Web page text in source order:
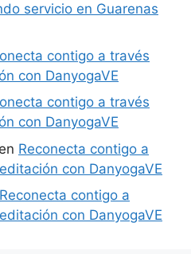
servicio en Guarenas
contigo a través
con DanyogaVE
contigo a través
con DanyogaVE
en Reconecta contigo a
con DanyogaVE
Reconecta contigo a
con DanyogaVE